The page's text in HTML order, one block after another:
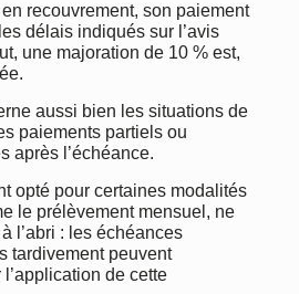
recouvrement, son paiement
délais indiqués sur l’avis
une majoration de 10 % est,
aussi bien les situations de
paiements partiels ou
après l’échéance.
opté pour certaines modalités
le prélèvement mensuel, ne
l’abri : les échéances
tardivement peuvent
de cette